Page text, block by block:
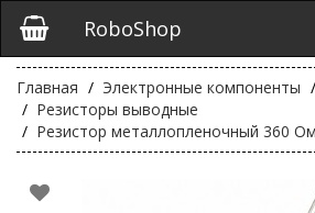
RoboShop
Главная Электронные компоненты
Резисторы выводные
Резистор металлопленочный 360